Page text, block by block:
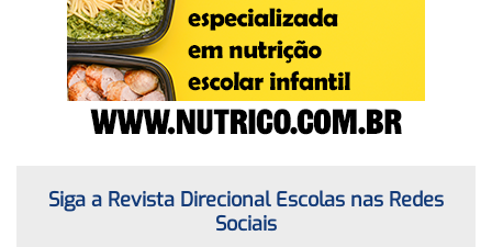
Siga a Revista Direcional Escolas nas Redes
Sociais